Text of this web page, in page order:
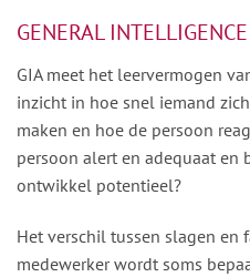
GENERAL
GIA meet het leervermogen
inzicht in hoe snel iemand
maken en hoe de persoon
persoon alert en adequaat en
ontwikkel potentieel?
Het verschil tussen slagen en
medewerker wordt soms